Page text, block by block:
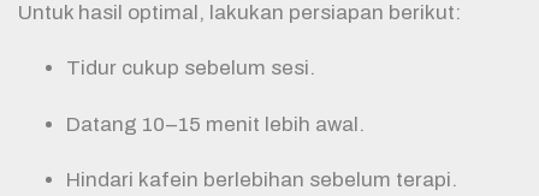
Untuk hasil optimal, lakukan persiapan berikut:
Tidur cukup sebelum sesi.
Datang 10–15 menit lebih awal.
Hindari kafein berlebihan sebelum terapi.